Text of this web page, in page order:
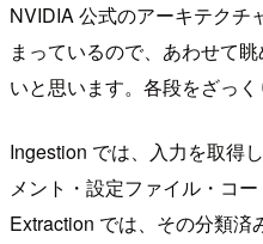
NVIDIA 公式のアーキテクチ
まっているので、あわせて
いと思います。各段をざっく
Ingestion では、入力を取得
メント・設定ファイル・コ
Extraction では、その分類